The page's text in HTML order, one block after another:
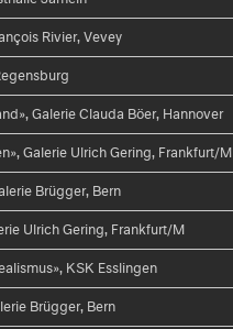
Rivier, Vevey
Galerie Clauda Böer, Hannover
Galerie Ulrich Gering, Frankfurt/M
Brügger, Bern
Ulrich Gering, Frankfurt/M
KSK Esslingen
Brügger, Bern